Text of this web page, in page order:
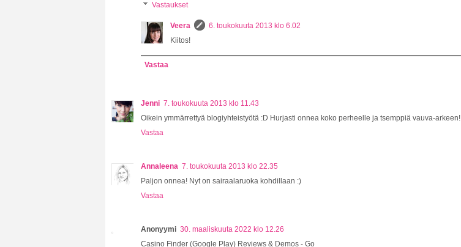
Vastaukset
Veera
6. toukokuuta 2013 klo 6.02
Kiitos!
Vastaa
Jenni 7. toukokuuta 2013 klo 11.43
Oikein ymmärrettyä blogiyhteistyötä :D Hurjasti onnea koko perheelle ja tsemppiä vauva-arkeen!
Vastaa
Annaleena 7. toukokuuta 2013 klo 22.35
Paljon onnea! Nyt on sairaalaruoka kohdillaan :)
Vastaa
Anonyymi 30. maaliskuuta 2022 klo 12.26
Casino Finder (Google Play) Reviews & Demos - Go